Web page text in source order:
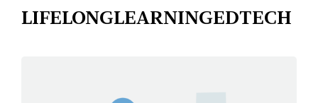
LIFELONGLEARNINGEDTECH